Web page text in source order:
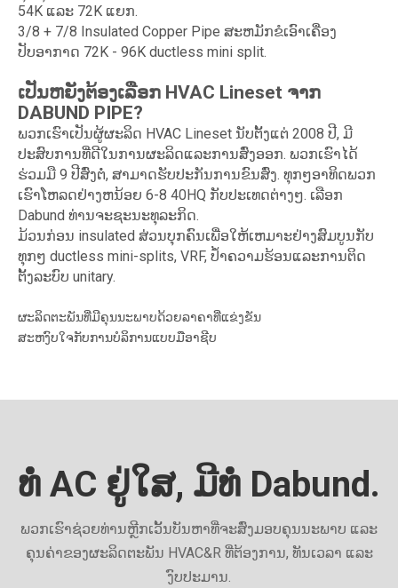
54K ແລະ 72K ແຍກ.
3/8 + 7/8 Insulated Copper Pipe ສະຫມັກຂໍເອົາເຄື່ອງ
ປັບອາກາດ 72K - 96K ductless mini split.
ເປັນຫຍັງຕ້ອງເລືອກ HVAC Lineset ຈາກ
DABUND PIPE?
ພວກເຮົາເປັນຜູ້ຜະລິດ HVAC Lineset ນັບຕັ້ງແຕ່ 2008 ປີ, ມີ
ປະສົບການທີ່ດີໃນການຜະລິດແລະການສົ່ງອອກ. ພວກເຮົາໄດ້
ຮ່ວມມື 9 ປີສົ່ງຕໍ່, ສາມາດຮັບປະກັນການຂົນສົ່ງ. ທຸກໆອາທິດພວກ
ເຮົາໂຫລດຢ່າງຫນ້ອຍ 6-8 40HQ ກັບປະເທດຕ່າງໆ. ເລືອກ
Dabund ທ່ານຈະຊະນະທຸລະກິດ.
ມ້ວນກ່ອນ insulated ສ່ວນບຸກຄົນເພື່ອໃຫ້ເຫມາະຢ່າງສົມບູນກັບ
ທຸກໆ ductless mini-splits, VRF, ປໍ້າຄວາມຮ້ອນແລະການຕິດ
ຕັ້ງລະບົບ unitary.
ຜະລິດຕະພັນທີ່ມີຄຸນນະພາບດ້ວຍລາຄາທີ່ແຂ່ງຂັນ
ສະຫງົບໃຈກັບການບໍລິການແບບມືອາຊີບ
ທໍ່ AC ຢູ່ໃສ, ມີທໍ່ Dabund.
ພວກເຮົາຊ່ວຍທ່ານຫຼີກເວັ້ນບັນຫາທີ່ຈະສົ່ງມອບຄຸນນະພາບ ແລະ
ຄຸນຄ່າຂອງຜະລິດຕະພັນ HVAC&R ທີ່ຕ້ອງການ, ທັນເວລາ ແລະ
ງົບປະມານ.